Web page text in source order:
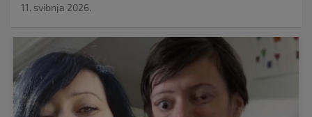
11. svibnja 2026.